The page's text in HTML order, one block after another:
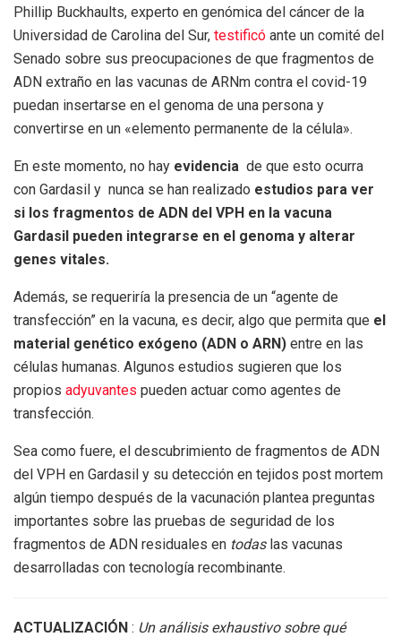
Phillip Buckhaults, experto en genómica del cáncer de la
Universidad de Carolina del Sur, testificó ante un comité del
Senado sobre sus preocupaciones de que fragmentos de
ADN extraño en las vacunas de ARNm contra el covid-19
puedan insertarse en el genoma de una persona y
convertirse en un «elemento permanente de la célula».
En este momento, no hay evidencia de que esto ocurra
con Gardasil y nunca se han realizado estudios para ver
si los fragmentos de ADN del VPH en la vacuna
Gardasil pueden integrarse en el genoma y alterar
genes vitales.
Además, se requeriría la presencia de un “agente de
transfección” en la vacuna, es decir, algo que permita que el
material genético exógeno (ADN o ARN) entre en las
células humanas. Algunos estudios sugieren que los
propios adyuvantes pueden actuar como agentes de
transfección.
Sea como fuere, el descubrimiento de fragmentos de ADN
del VPH en Gardasil y su detección en tejidos post mortem
algún tiempo después de la vacunación plantea preguntas
importantes sobre las pruebas de seguridad de los
fragmentos de ADN residuales en todas las vacunas
desarrolladas con tecnología recombinante.
ACTUALIZACIÓN : Un análisis exhaustivo sobre qué